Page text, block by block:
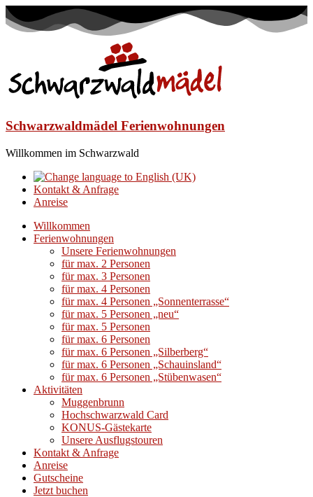
Schwarzwaldmädel Ferienwohnungen
Willkommen im Schwarzwald
Kontakt & Anfrage
Anreise
Willkommen
Ferienwohnungen
Unsere Ferienwohnungen
für max. 2 Personen
für max. 3 Personen
für max. 4 Personen
für max. 4 Personen „Sonnenterrasse“
für max. 5 Personen „neu“
für max. 5 Personen
für max. 6 Personen
für max. 6 Personen „Silberberg“
für max. 6 Personen „Schauinsland“
für max. 6 Personen „Stübenwasen“
Aktivitäten
Muggenbrunn
Hochschwarzwald Card
KONUS-Gästekarte
Unsere Ausflugstouren
Kontakt & Anfrage
Anreise
Gutscheine
Jetzt buchen